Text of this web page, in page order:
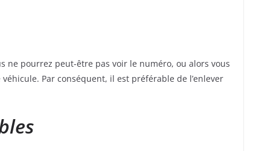
ne pourrez peut-être pas voir le numéro, ou alors vous
Par conséquent, il est préférable de l’enlever